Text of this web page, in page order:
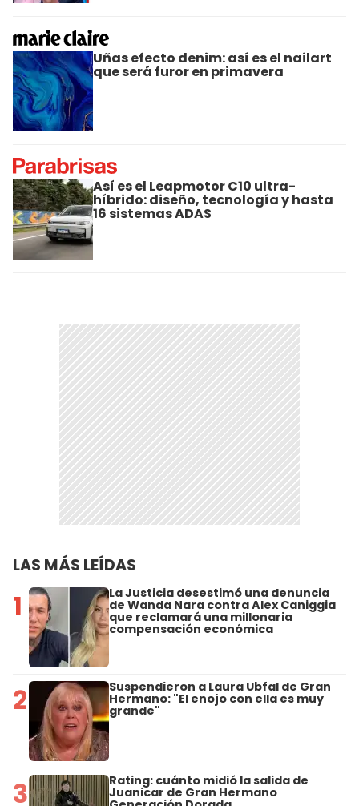
Uñas efecto denim: así es el nailart
que será furor en primavera
Así es el Leapmotor C10 ultra-
híbrido: diseño, tecnología y hasta
16 sistemas ADAS
LAS MÁS LEÍDAS
1 La Justicia desestimó una denuncia
de Wanda Nara contra Alex Caniggia
que reclamará una millonaria
compensación económica
2 Suspendieron a Laura Ubfal de Gran
Hermano: "El enojo con ella es muy
grande"
3 Rating: cuánto midió la salida de
Juanicar de Gran Hermano